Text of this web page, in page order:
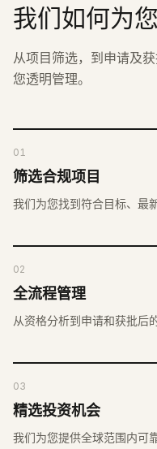
我们如何为
从项目筛选，到申请及
您透明管理。
01
筛选合规项目
我们为您找到符合目标、最
02
全流程管理
从资格分析到申请和获批后
03
精选投资机会
我们为您提供全球范围内可